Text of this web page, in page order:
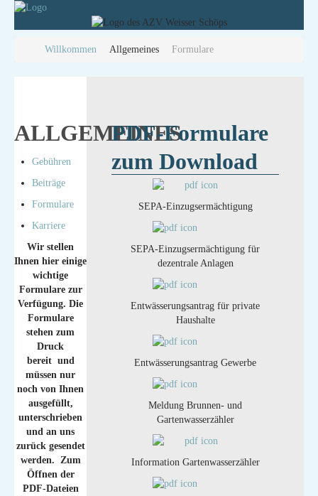
Willkommen Allgemeines Formulare
ALLGEMEINES
Gebühren
Beiträge
Formulare
Karriere
Wir stellen
Ihnen hier einige
wichtige
Formulare zur
Verfügung. Die
Formulare
stehen zum
Druck
bereit und
müssen nur
noch von Ihnen
ausgefüllt,
unterschrieben
und an uns
zurück gesendet
werden. Zum
Öffnen der
PDF-Dateien
PDF-Formulare
zum Download
SEPA-Einzugsermächtigung
SEPA-Einzugsermächtigung für
dezentrale Anlagen
Entwässerungsantrag für private
Haushalte
Entwässerungsantrag Gewerbe
Meldung Brunnen- und
Gartenwasserzähler
Information Gartenwasserzähler